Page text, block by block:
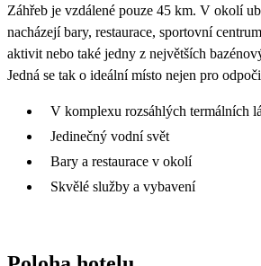
Záhřeb je vzdálené pouze 45 km. V okolí
nacházejí bary, restaurace, sportovní
aktivit nebo také jedny z největších
Jedná se tak o ideální místo nejen pro
V komplexu rozsáhlých termálních
Jedinečný vodní svět
Bary a restaurace v okolí
Skvělé služby a vybavení